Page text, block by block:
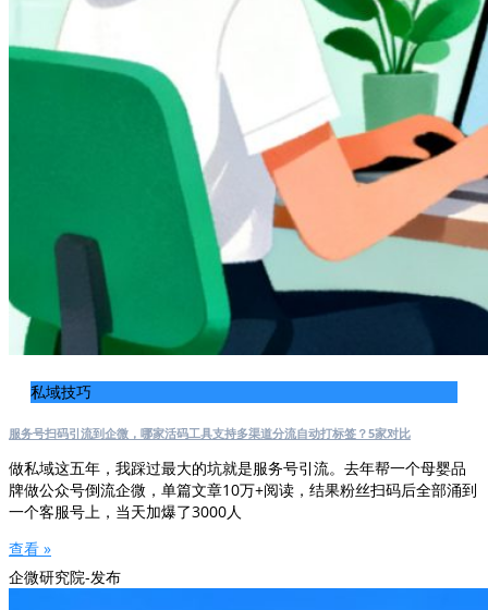
私域技巧
服务号扫码引流到企微，哪家活码工具支持多渠道分流自动打标签？5家对比
做私域这五年，我踩过最大的坑就是服务号引流。去年帮一个母婴品
牌做公众号倒流企微，单篇文章10万+阅读，结果粉丝扫码后全部涌到
一个客服号上，当天加爆了3000人
查看 »
企微研究院-发布